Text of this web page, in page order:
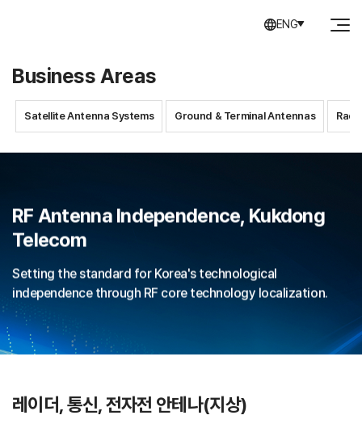
ENG
Business Areas
Satellite Antenna Systems Ground & Terminal Antennas
RF Antenna Independence, Kukdong
Telecom
Setting the standard for Korea's technological
independence through RF core technology localization.
레이더, 통신, 전자전 안테나(지상)